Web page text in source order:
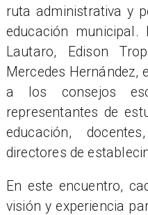
ruta administrativa y
educación municipal.
Lautaro, Edison
Mercedes Hernández,
a los consejos
representantes de
educación,
directores de
En este encuentro,
visión y experiencia